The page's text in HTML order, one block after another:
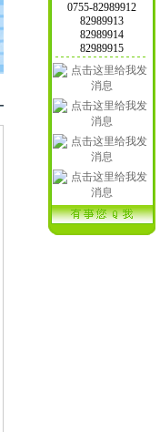
0755-82989912
82989913
82989914
82989915